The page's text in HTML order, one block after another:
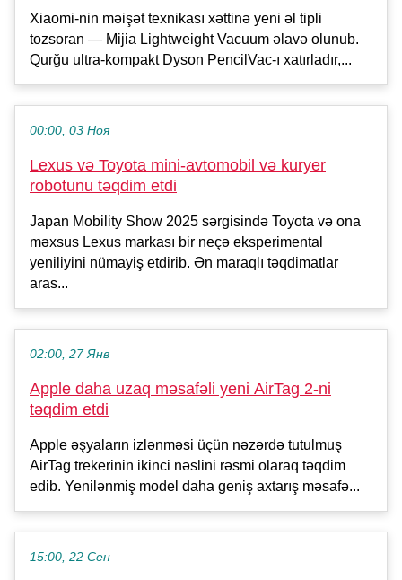
Xiaomi-nin məişət texnikası xəttinə yeni əl tipli
tozsoran — Mijia Lightweight Vacuum əlavə olunub.
Qurğu ultra-kompakt Dyson PencilVac-ı xatırladır,...
00:00, 03 Ноя
Lexus və Toyota mini-avtomobil və kuryer
robotunu təqdim etdi
Japan Mobility Show 2025 sərgisində Toyota və ona
məxsus Lexus markası bir neçə eksperimental
yeniliyini nümayiş etdirib. Ən maraqlı təqdimatlar
aras...
02:00, 27 Янв
Apple daha uzaq məsafəli yeni AirTag 2-ni
təqdim etdi
Apple əşyaların izlənməsi üçün nəzərdə tutulmuş
AirTag trekerinin ikinci nəslini rəsmi olaraq təqdim
edib. Yenilənmiş model daha geniş axtarış məsafə...
15:00, 22 Сен